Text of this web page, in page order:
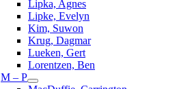
Lipka, Agnes
Lipke, Evelyn
Kim, Suwon
Krug, Dagmar
Lueken, Gert
Lorentzen, Ben
M – P